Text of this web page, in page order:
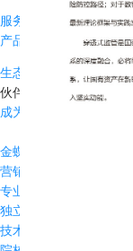
服务公告
产品生命周期
生态伙伴与开发者
伙伴与生态
成为合作伙伴
金蝶伙伴体系
营销服务伙伴
专业服务伙伴
独立软件开发
技术平台伙伴